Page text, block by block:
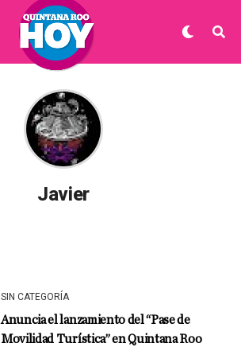
Javier
SIN CATEGORÍA
Anuncia el lanzamiento del “Pase de
Movilidad Turística” en Quintana Roo